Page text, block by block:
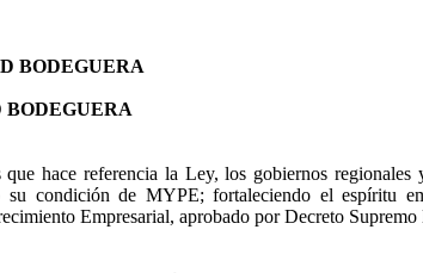
BODEGUERA
hace referencia la Ley, los gobiernos regionales
condición de MYPE; fortaleciendo el espíritu
Empresarial, aprobado por Decreto